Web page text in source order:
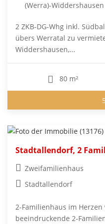
(Werra)-Widdershausen
2 ZKB-DG-Whg inkl.
übers Werratal zu
Widdershausen,...
80 m²
Stadtallendorf, 2
Zweifamilienhaus
Stadtallendorf
2-Familienhaus im
beeindruckende 2-